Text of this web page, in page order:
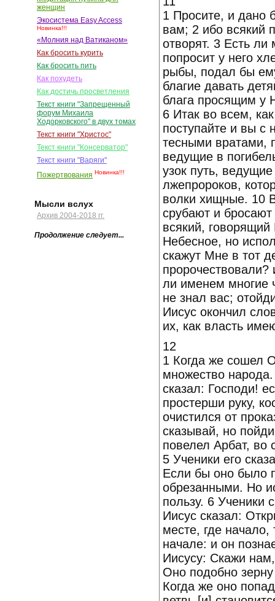
женщин
Экосистема Easy Access
Новинка!!!
«Молния над Ватиканом»
Как бросить курить
Как бросить пить
Как похудеть
Как достичь просветления
Текст книги "Запрещенный
форум Михаила
Ходорковского" в двух томах
Текст книги "Христос"
Текст книги "Консерватор"
Текст книги "Варяги"
Пожертвования Новинка!!!
Мысли вслух
Архив 2004-2018 гг.
Продолжение следует...
1 Просите, и дано
вам; 2 ибо всякий
отворят. 3 Есть ли
попросит у него
рыбы, подал бы
благие давать
блага просящим у
6 Итак во всем,
поступайте и вы с
тесными вратами,
ведущие в
узок путь,
лжепророков,
волки хищные. 10
срубают и
всякий,
Небесное, но
скажут Мне в тот
ли именем многие
не знал вас;
Иисус окончил
их, как власть
12
1 Когда же сошел
множество
сказал: Господи!
простерши руку,
очистился от
сказывай, но
повелел Арбат, во
5 Ученики его
Если бы оно было
обрезанными. Но
пользу. 6 Ученики
Иисус сказал:
месте, где начало,
начале: и он
Иисусу: Скажи
Оно подобно
Когда же оно